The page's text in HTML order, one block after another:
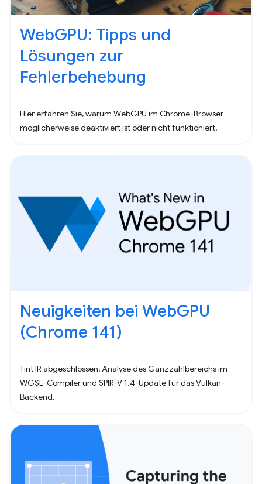
WebGPU: Tipps und
Lösungen zur
Fehlerbehebung
Hier erfahren Sie, warum WebGPU im Chrome-Browser
möglicherweise deaktiviert ist oder nicht funktioniert.
Neuigkeiten bei WebGPU
(Chrome 141)
Tint IR abgeschlossen, Analyse des Ganzzahlbereichs im
WGSL-Compiler und SPIR-V 1.4-Update für das Vulkan-
Backend.